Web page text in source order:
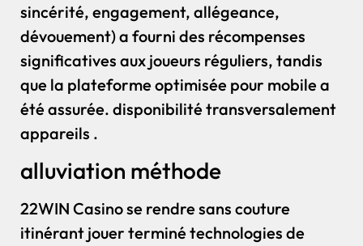
sincérité, engagement, allégeance,
dévouement) a fourni des récompenses
significatives aux joueurs réguliers, tandis
que la plateforme optimisée pour mobile a
été assurée. disponibilité transversalement
appareils .
alluviation méthode
22WIN Casino se rendre sans couture
itinérant jouer terminé technologies de